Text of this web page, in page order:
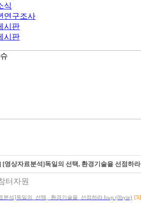
식
연구조사
시판
시판
[영상자료분석]독일의 선택, 환경기술을 선점하라
터자원
분석]독일의_선택,_환경기술을_선점하라.hwp (0byte) [5]